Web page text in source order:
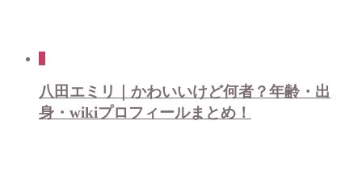
3
八田エミリ｜かわいいけど何者？年齢・出
身・wikiプロフィールまとめ！